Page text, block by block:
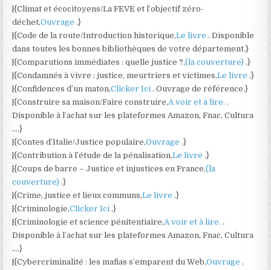
|{Climat et écocitoyens/La FEVE et l’objectif zéro-
déchet,Ouvrage.}
|{Code de la route/Introduction historique,Le livre. Disponible
dans toutes les bonnes bibliothèques de votre département.}
|{Comparutions immédiates : quelle justice ?,(la couverture).}
|{Condamnés à vivre : justice, meurtriers et victimes,Le livre.}
|{Confidences d’un maton,Clicker Ici. Ouvrage de référence.}
|{Construire sa maison/Faire construire,A voir et à lire..
Disponible à l’achat sur les plateformes Amazon, Fnac, Cultura
….}
|{Contes d’Italie/Justice populaire,Ouvrage.}
|{Contribution à l’étude de la pénalisation,Le livre.}
|{Coups de barre – Justice et injustices en France,(la
couverture).}
|{Crime, justice et lieux communs,Le livre.}
|{Criminologie,Clicker Ici.}
|{Criminologie et science pénitentiaire,A voir et à lire..
Disponible à l’achat sur les plateformes Amazon, Fnac, Cultura
….}
|{Cybercriminalité : les mafias s’emparent du Web,Ouvrage.